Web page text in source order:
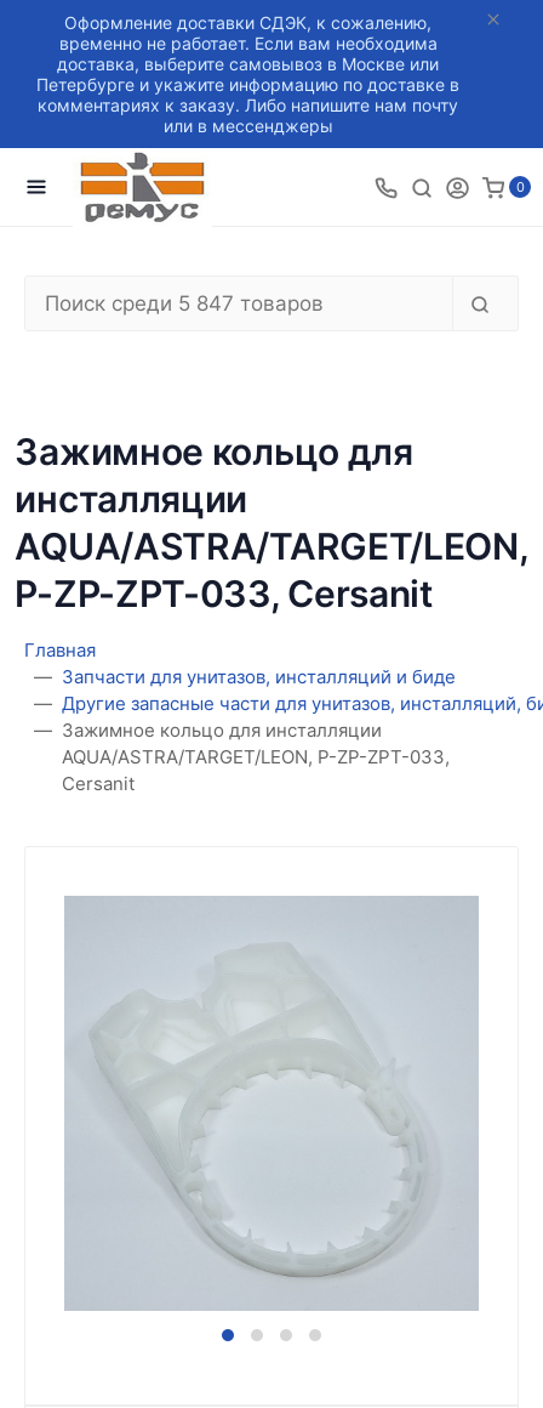
Оформление доставки СДЭК, к сожалению,
временно не работает. Если вам необходима
доставка, выберите самовывоз в Москве или
Петербурге и укажите информацию по доставке в
комментариях к заказу. Либо напишите нам почту
или в мессенджеры
0
Зажимное кольцо для
инсталляции
AQUA/ASTRA/TARGET/LEON,
P-ZP-ZPT-033, Cersanit
Главная
Запчасти для унитазов, инсталляций и биде
Другие запасные части для унитазов, инсталляций,
Зажимное кольцо для инсталляции
AQUA/ASTRA/TARGET/LEON, P-ZP-ZPT-033,
Cersanit